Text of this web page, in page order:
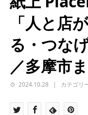
「人と店
る・つな
／多摩市
2024.10.28 カテゴリ